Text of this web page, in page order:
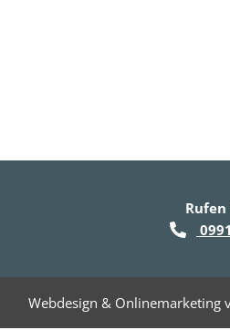
Webdesign & Onlinemarketing